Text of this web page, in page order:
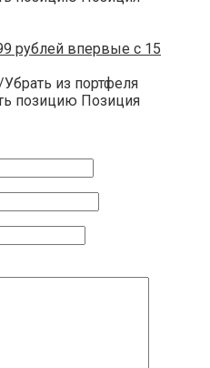
рублей впервые с 15
из портфеля
позицию Позиция